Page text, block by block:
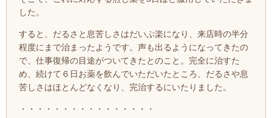
した。
すると、だるさと息苦しさはだいぶ楽になり、来店時の半分
程度にまで治まったようです。声も出るようになってきたの
で、仕事復帰の目途がついてきたとのこと。完全に治すた
め、続けて６日お薬を飲んでいただいたところ、だるさや息
苦しさはほとんどなくなり、完治するにいたりました。
・・・・・・・・・・・・・・・・